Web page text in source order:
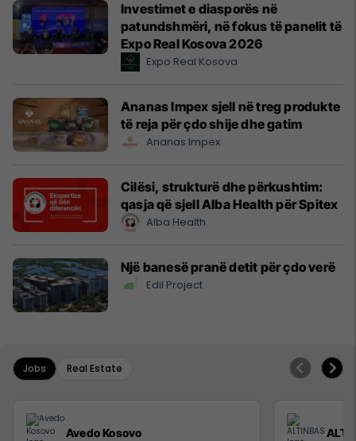
Investimet e diasporës në
patundshmëri, në fokus të panelit të
Expo Real Kosova 2026
Expo Real Kosova
Ananas Impex sjell në treg produkte
të reja për çdo shije dhe gatim
Ananas Impex
Cilësi, strukturë dhe përkushtim:
qasja që sjell Alba Health për Spitex
Alba Health
Një banesë pranë detit për çdo verë
Edil Project
Jobs Real Estate
Avedo Kosovo